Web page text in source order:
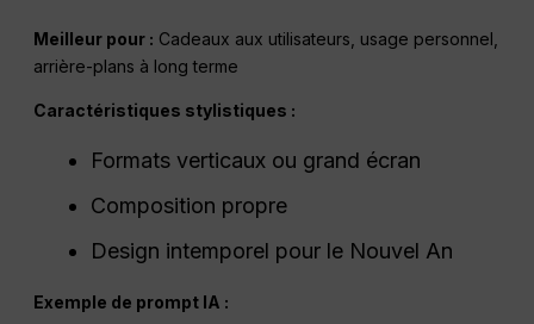
Meilleur pour : Cadeaux aux utilisateurs, usage personnel,
arrière-plans à long terme
Caractéristiques stylistiques :
Formats verticaux ou grand écran
Composition propre
Design intemporel pour le Nouvel An
Exemple de prompt IA :